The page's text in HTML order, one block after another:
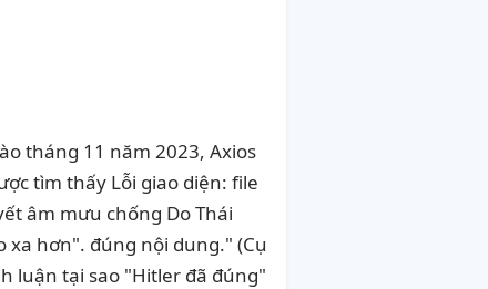
tháng 11 năm 2023, Axios
tìm thấy Lỗi giao diện: file
âm mưu chống Do Thái
xa hơn". đúng nội dung." (Cụ
luận tại sao "Hitler đã đúng"